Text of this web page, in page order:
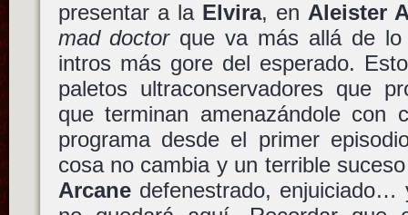
presentar a la Elvira, en Aleister
mad doctorque va más allá de lo
intros más gore del esperado.
paletos ultraconservadores que
que terminan amenazándole con
programa desde el primer
cosa no cambia y un terrible
Arcanedefenestrado, enjuiciado…